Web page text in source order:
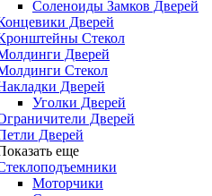
Соленоиды Замков Дверей
Дверей
Стекол
Дверей
Стекол
Дверей
Уголки Дверей
Дверей
Дверей
еще
Моторчики